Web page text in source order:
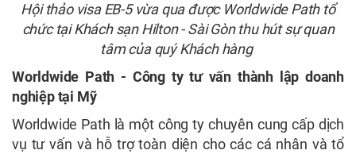
Hội thảo visa EB-5 vừa qua được Worldwide Path tổ
chức tại Khách sạn Hilton - Sài Gòn thu hút sự quan
tâm của quý Khách hàng
Worldwide Path - Công ty tư vấn thành lập doanh
nghiệp tại Mỹ
Worldwide Path là một công ty chuyên cung cấp dịch
vụ tư vấn và hỗ trợ toàn diện cho các cá nhân và tổ